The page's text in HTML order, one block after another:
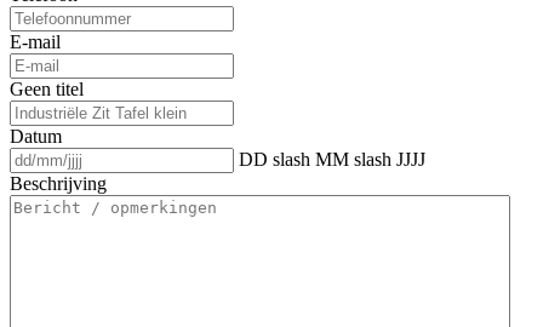
E-mail
Geen titel
Datum
DD slash MM slash JJJJ
Beschrijving